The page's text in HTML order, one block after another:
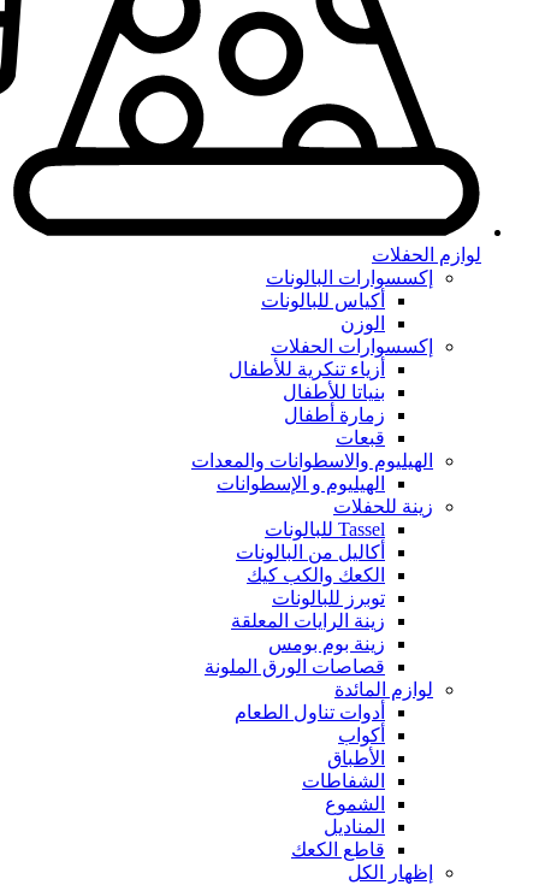
لوازم الحفلات
إكسسوارات البالونات
أكياس للبالونات
الوزن
إكسسوارات الحفلات
أزياء تنكرية للأطفال
بنياتا للأطفال
زمارة أطفال
قبعات
الهيليوم والاسطوانات والمعدات
الهيليوم و الإسطوانات
زينة للحفلات
Tassel للبالونات
أكاليل من البالونات
الكعك والكب كيك
توبرز للبالونات
زينة الرايات المعلقة
زينة بوم بومس
قصاصات الورق الملونة
لوازم المائدة
أدوات تناول الطعام
أكواب
الأطباق
الشفاطات
الشموع
المناديل
قاطع الكعك
إظهار الكل